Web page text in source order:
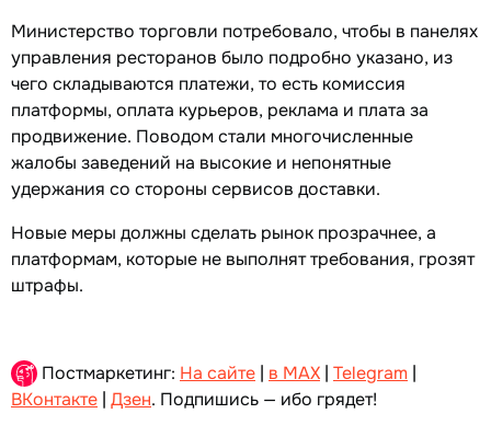
Министерство торговли потребовало, чтобы в панелях
управления ресторанов было подробно указано, из
чего складываются платежи, то есть комиссия
платформы, оплата курьеров, реклама и плата за
продвижение. Поводом стали многочисленные
жалобы заведений на высокие и непонятные
удержания со стороны сервисов доставки.
Новые меры должны сделать рынок прозрачнее, а
платформам, которые не выполнят требования, грозят
штрафы.
Постмаркетинг: На сайте | в MAX | Telegram |
ВКонтакте | Дзен. Подпишись — ибо грядет!